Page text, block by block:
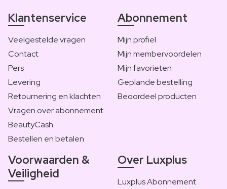
Klantenservice
Veelgestelde vragen
Contact
Pers
Levering
Retournering en klachten
Vragen over abonnement
BeautyCash
Bestellen en betalen
Abonnement
Mijn profiel
Mijn membervoordelen
Mijn favorieten
Geplande bestelling
Beoordeel producten
Voorwaarden &
Veiligheid
Over Luxplus
Luxplus Abonnement